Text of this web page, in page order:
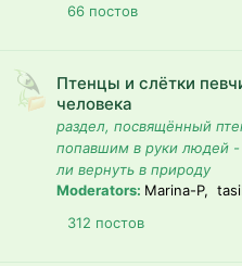
66 постов
Птенцы и слётки
человека
раздел, посвящённый
попавшим в руки людей
ли вернуть в природу
Moderators: Marina-P,
312 постов